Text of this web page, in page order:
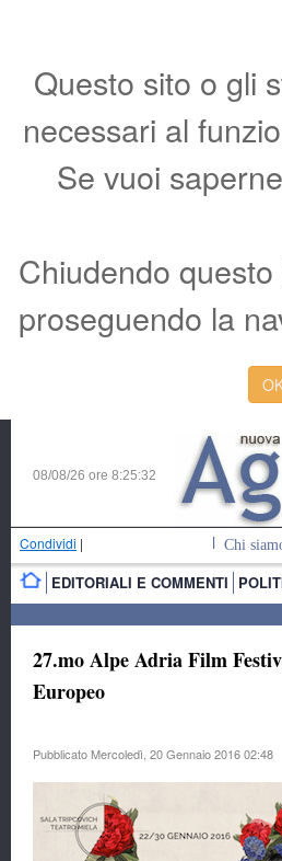
Questo sito o gli
necessari al
Se vuoi
Chiudendo
proseguendo la
08/08/26 ore 8:25:33
Condividi | Chi
EDITORIALI E COMMENTI
27.mo Alpe Adria Film
Europeo
Pubblicato Mercoledì, 20 Gennaio 2016 02:48